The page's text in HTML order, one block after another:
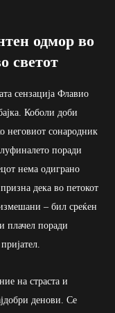
одмор во
светот
сензација Флавио
Коболи доби
неговиот сонародник
поради
нема одиграно
дека во петокот
– бил среќен
плачел поради
на страста и
денови. Се